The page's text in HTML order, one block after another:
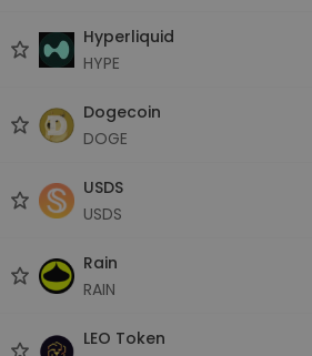
Hyperliquid
HYPE
Dogecoin
DOGE
USDS
USDS
Rain
RAIN
LEO Token